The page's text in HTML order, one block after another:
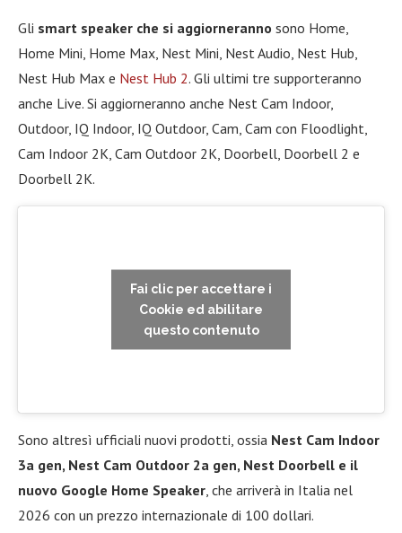
Gli smart speaker che si aggiorneranno sono Home,
Home Mini, Home Max, Nest Mini, Nest Audio, Nest Hub,
Nest Hub Max e Nest Hub 2. Gli ultimi tre supporteranno
anche Live. Si aggiorneranno anche Nest Cam Indoor,
Outdoor, IQ Indoor, IQ Outdoor, Cam, Cam con Floodlight,
Cam Indoor 2K, Cam Outdoor 2K, Doorbell, Doorbell 2 e
Doorbell 2K.
Fai clic per accettare i
Cookie ed abilitare
questo contenuto
Sono altresì ufficiali nuovi prodotti, ossia Nest Cam Indoor
3a gen, Nest Cam Outdoor 2a gen, Nest Doorbell e il
nuovo Google Home Speaker , che arriverà in Italia nel
2026 con un prezzo internazionale di 100 dollari.